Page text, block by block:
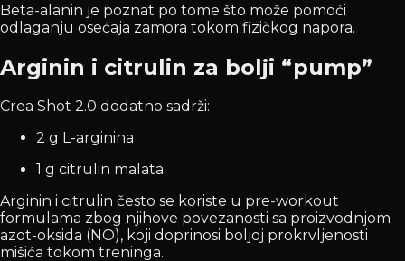
Beta-alanin je poznat po tome što može pomoći
odlaganju osećaja zamora tokom fizičkog napora.
Arginin i citrulin za bolji “pump”
Crea Shot 2.0 dodatno sadrži:
2 g L-arginina
1 g citrulin malata
Arginin i citrulin često se koriste u pre-workout
formulama zbog njihove povezanosti sa proizvodnjom
azot-oksida (NO), koji doprinosi boljoj prokrvljenosti
mišića tokom treninga.